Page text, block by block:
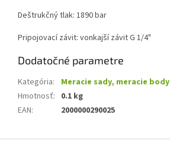
Deštrukčný tlak: 1890 bar
Pripojovací závit: vonkajší závit G 1/4"
Dodatočné parametre
Kategória:
Meracie sady, meracie body
Hmotnosť: 0.1 kg
EAN: 2000000290025